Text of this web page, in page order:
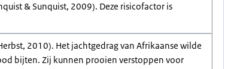
& Sunquist, 2009). Deze risicofactor is
2010). Het jachtgedrag van Afrikaanse wilde
bijten. Zij kunnen prooien verstoppen voor